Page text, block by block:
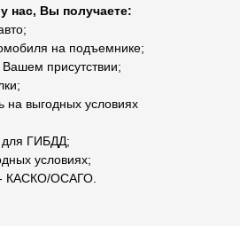
нас, Вы получаете:
на подъемнике;
присутствии;
выгодных условиях
для ГИБДД;
условиях;
- КАСКО/ОСАГО.